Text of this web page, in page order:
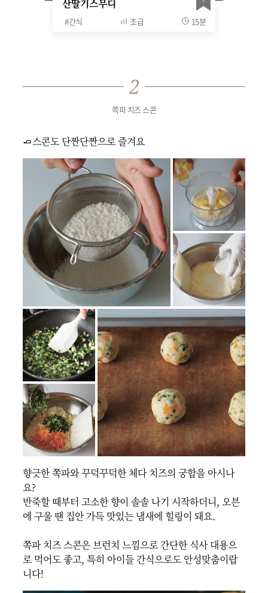
산딸기스무디
#간식 초급 15분
쪽파 치즈 스콘
🧈스콘도 단짠단짠으로 즐겨요
향긋한 쪽파와 꾸덕꾸덕한 체다 치즈의 궁합을 아시나
요?
반죽할 때부터 고소한 향이 솔솔 나기 시작하더니, 오븐
에 구울 땐 집안 가득 맛있는 냄새에 힐링이 돼요.
쪽파 치즈 스콘은 브런치 느낌으로 간단한 식사 대용으
로 먹어도 좋고, 특히 아이들 간식으로도 안성맞춤이랍